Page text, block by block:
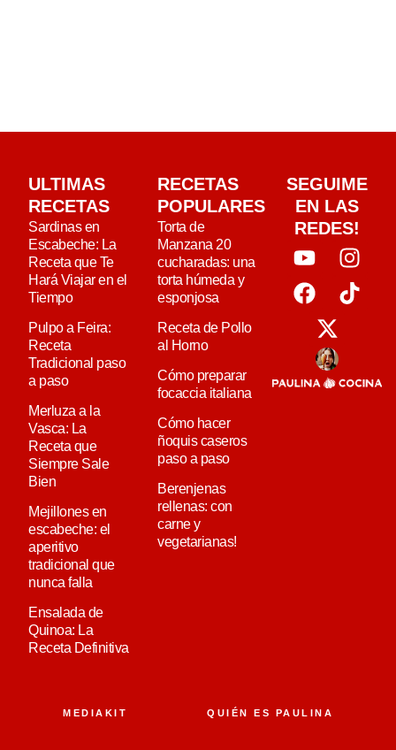
ULTIMAS
RECETAS
Sardinas en
Escabeche: La
Receta que Te
Hará Viajar en el
Tiempo
Pulpo a Feira:
Receta
Tradicional paso
a paso
Merluza a la
Vasca: La
Receta que
Siempre Sale
Bien
Mejillones en
escabeche: el
aperitivo
tradicional que
nunca falla
Ensalada de
Quinoa: La
Receta Definitiva
RECETAS
POPULARES
Torta de
Manzana 20
cucharadas: una
torta húmeda y
esponjosa
Receta de Pollo
al Horno
Cómo preparar
focaccia italiana
Cómo hacer
ñoquis caseros
paso a paso
Berenjenas
rellenas: con
carne y
vegetarianas!
SEGUIME
EN LAS
REDES!
MEDIAKIT QUIÉN ES PAULINA